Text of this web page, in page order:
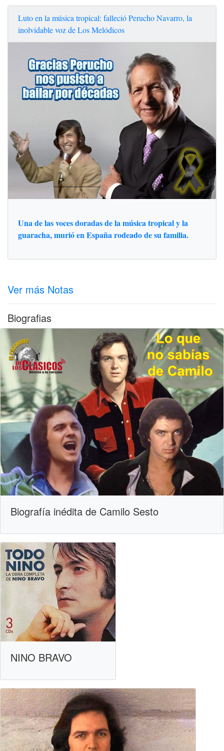
Luto en la música tropical: falleció Perucho Navarro, la
inolvidable voz de Los Melódicos
Una de las voces doradas de la música tropical y la
guaracha, murió en España rodeado de su familia.
Ver más Notas
Biografias
Biografía inédita de Camilo Sesto
NINO BRAVO